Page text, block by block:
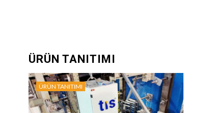
ÜRÜN TANITIMI
ÜRÜN TANITIMI